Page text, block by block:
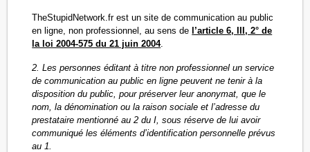
TheStupidNetwork.fr est un site de communication au public
en ligne, non professionnel, au sens de l’article 6, III, 2° de
la loi 2004-575 du 21 juin 2004.
2. Les personnes éditant à titre non professionnel un service
de communication au public en ligne peuvent ne tenir à la
disposition du public, pour préserver leur anonymat, que le
nom, la dénomination ou la raison sociale et l’adresse du
prestataire mentionné au 2 du I, sous réserve de lui avoir
communiqué les éléments d’identification personnelle prévus
au 1.